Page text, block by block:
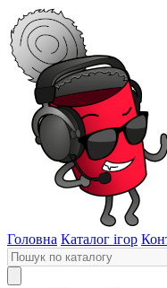
Головна Каталог ігор